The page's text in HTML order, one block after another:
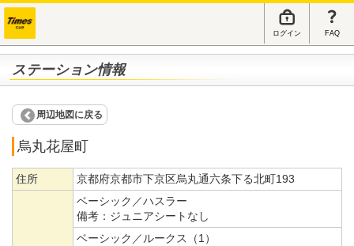
ログイン FAQ
ステーション情報
周辺地図に戻る
烏丸花屋町
住所 京都府京都市下京区烏丸通六条下る北町193
ベーシック／ハスラー
備考： ジュニアシートなし
ベーシック／ルークス（1）